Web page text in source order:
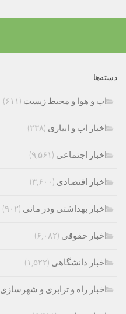
دسته‌ها
اب و هوا و محیط زیست (۶۱۱)
اخبار اب و ابیاری (۲۳۸)
اخبار اجتماعی (۹,۵۶۱)
اخبار اقتصادی (۳,۶۰۰)
اخبار بهداشتی ودر مانی (۹۰۲)
اخبار حقوقی (۶,۰۸۲)
اخبار دانشگاهی (۱,۵۲۲)
اخبار راه و ترابری و شهرسازی